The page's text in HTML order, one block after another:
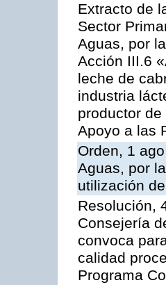
Extracto de
Sector
Aguas, por
Acción III.6
leche de
industria
productor
Apoyo a las
Orden, 1
Aguas, por
utilización
Resolución,
Consejería
convoca
calidad
Programa